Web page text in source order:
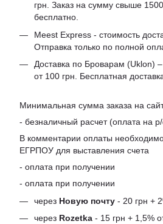
грн. Заказ на сумму свыше
бесплатно.
Meest Express - стоимость
Отправка только по полной
Доставка по Броварам (Uklon) –
от 100 грн. Бесплатная
Минимальная сумма заказа на
- безналичный расчет (оплата на
В комментарии оплаты
ЕГРПОУ для выставления счета
- оплата при получении
- оплата при получении
через Новую почту - 20 грн +
через Rozetka - 15 грн + 1,5%